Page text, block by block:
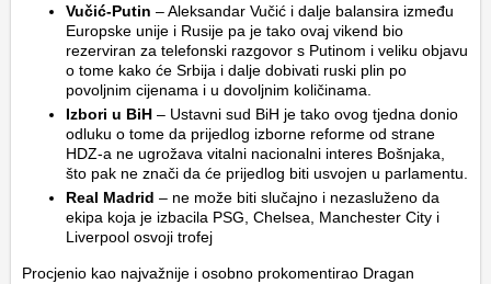
Vučić-Putin – Aleksandar Vučić i dalje balansira između
Europske unije i Rusije pa je tako ovaj vikend bio
rezerviran za telefonski razgovor s Putinom i veliku objavu
o tome kako će Srbija i dalje dobivati ruski plin po
povoljnim cijenama i u dovoljnim količinama.
Izbori u BiH – Ustavni sud BiH je tako ovog tjedna donio
odluku o tome da prijedlog izborne reforme od strane
HDZ-a ne ugrožava vitalni nacionalni interes Bošnjaka,
što pak ne znači da će prijedlog biti usvojen u parlamentu.
Real Madrid – ne može biti slučajno i nezasluženo da
ekipa koja je izbacila PSG, Chelsea, Manchester City i
Liverpool osvoji trofej
Procjenio kao najvažnije i osobno prokomentirao Dragan